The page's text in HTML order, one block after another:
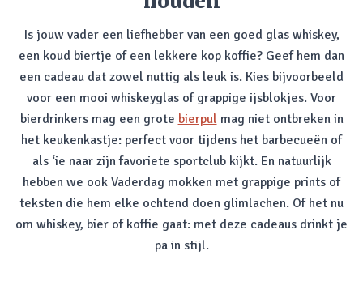
Is jouw vader een liefhebber van een goed glas whiskey,
een koud biertje of een lekkere kop koffie? Geef hem dan
een cadeau dat zowel nuttig als leuk is. Kies bijvoorbeeld
voor een mooi whiskeyglas of grappige ijsblokjes. Voor
bierdrinkers mag een grote bierpul mag niet ontbreken in
het keukenkastje: perfect voor tijdens het barbecueën of
als ‘ie naar zijn favoriete sportclub kijkt. En natuurlijk
hebben we ook Vaderdag mokken met grappige prints of
teksten die hem elke ochtend doen glimlachen. Of het nu
om whiskey, bier of koffie gaat: met deze cadeaus drinkt je
pa in stijl.